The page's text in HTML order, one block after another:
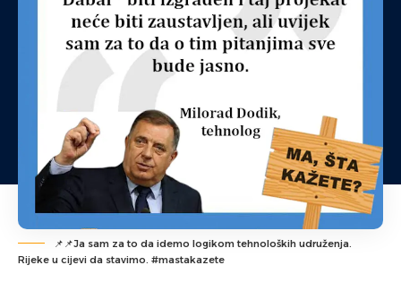
📌📌Ja sam za to da idemo logikom tehnoloških udruženja.
Rijeke u cijevi da stavimo. #mastakazete